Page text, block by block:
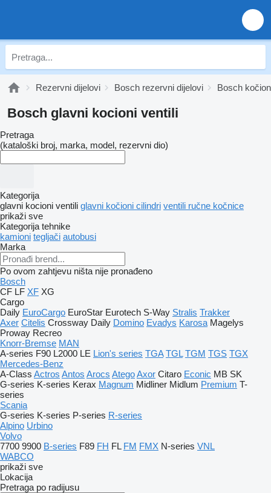
Rezervni dijelovi Bosch rezervni dijelovi Bosch
Bosch glavni kocioni ventili
Pretraga
(kataloški broj, marka, model, rezervni dio)
Kategorija
glavni kocioni ventili glavni kočioni cilindri ventili ručne kočnice
prikaži sve
Kategorija tehnike
kamioni tegljači autobusi
Marka
Po ovom zahtjevu ništa nije pronađeno
Bosch
CF LF XF XG
Cargo
Daily EuroCargo EuroStar Eurotech S-Way Stralis Trakker
Axer Citelis Crossway Daily Domino Evadys Karosa Magelys
Proway Recreo
Knorr-Bremse MAN
A-series F90 L2000 LE Lion's series TGA TGL TGM TGS TGX
Mercedes-Benz
A-Class Actros Antos Arocs AtegoAxor Citaro Econic MB SK
G-series K-series Kerax Magnum Midliner Midlum Premium T-
series
Scania
G-series K-series P-series R-series
Alpino Urbino
Volvo
7700 9900 B-series F89 FH FL FM FMX N-series VNL
WABCO
prikaži sve
Lokacija
Pretraga po radijusu